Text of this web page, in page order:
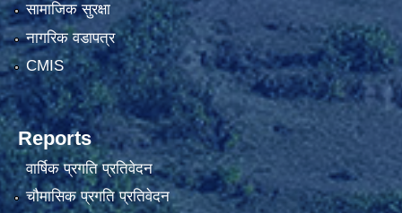
सामाजिक सुरक्षा
नागरिक वडापत्र
CMIS
Reports
वार्षिक प्रगति प्रतिवेदन
चौमासिक प्रगति प्रतिवेदन